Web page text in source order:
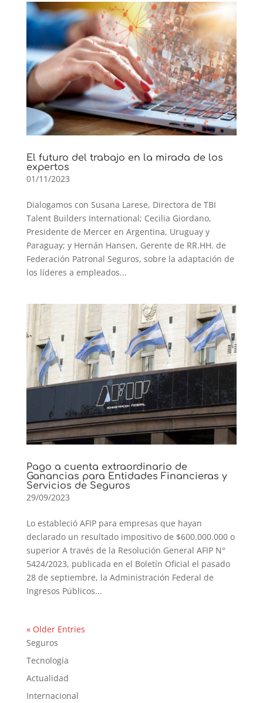
El futuro del trabajo en la mirada de los
expertos
01/11/2023
Dialogamos con Susana Larese, Directora de TBI
Talent Builders International; Cecilia Giordano,
Presidente de Mercer en Argentina, Uruguay y
Paraguay; y Hernán Hansen, Gerente de RR.HH. de
Federación Patronal Seguros, sobre la adaptación de
los líderes a empleados...
Pago a cuenta extraordinario de
Ganancias para Entidades Financieras y
Servicios de Seguros
29/09/2023
Lo estableció AFIP para empresas que hayan
declarado un resultado impositivo de $600.000.000 o
superior A través de la Resolución General AFIP N°
5424/2023, publicada en el Boletín Oficial el pasado
28 de septiembre, la Administración Federal de
Ingresos Públicos...
« Older Entries
Seguros
Tecnología
Actualidad
Internacional